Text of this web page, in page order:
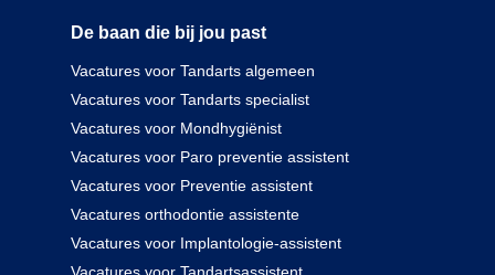
De baan die bij jou past
Vacatures voor Tandarts algemeen
Vacatures voor Tandarts specialist
Vacatures voor Mondhygiënist
Vacatures voor Paro preventie assistent
Vacatures voor Preventie assistent
Vacatures orthodontie assistente
Vacatures voor Implantologie-assistent